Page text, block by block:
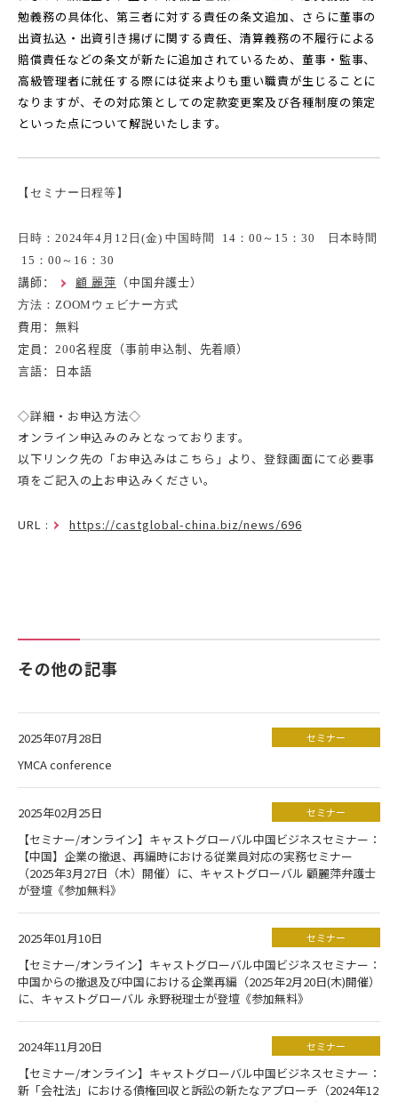
勉義務の具体化、第三者に対する責任の条文追加、さらに董事の
出資払込・出資引き揚げに関する責任、清算義務の不履行による
賠償責任などの条文が新たに追加されているため、董事・監事、
高級管理者に就任する際には従来よりも重い職責が生じることに
なりますが、その対応策としての定款変更案及び各種制度の策定
といった点について解説いたします。
【セミナー日程等】
日時 ：2024年4月12日(金) 中国時間 14：00～15：30 日本時間
15：00～16：30
講師 ： 顧 麗萍 （中国弁護士）
方法 ：ZOOMウェビナー方式
費用 ：無料
定員 ：200名程度（事前申込制、先着順）
言語：
日本語
◇詳細・お申込方法◇
オンライン申込みのみとなっております。
以下リンク先の「お申込みはこちら 」より、登録画面にて必要事
項をご記入の上お申込みください。
URL : https://castglobal-china.biz/news/696
その他の記事
2025年07月28日 セミナー
YMCA conference
2025年02月25日 セミナー
【セミナー/オンライン】キャストグローバル中国ビジネスセミナー：
【中国】企業の撤退、再編時における従業員対応の実務セミナー
（2025年3月27日（木）開催）に、キャストグローバル 顧麗萍弁護士
が登壇《参加無料》
2025年01月10日 セミナー
【セミナー/オンライン】キャストグローバル中国ビジネスセミナー：
中国からの撤退及び中国における企業再編（2025年2月20日(木)開催）
に、キャストグローバル 永野税理士が登壇《参加無料》
2024年11月20日 セミナー
【セミナー/オンライン】キャストグローバル中国ビジネスセミナー：
新「会社法」における債権回収と訴訟の新たなアプローチ（2024年12